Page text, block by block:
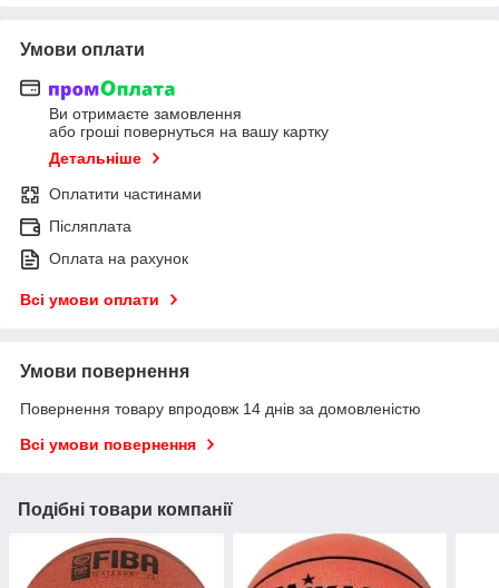
Умови оплати
Ви отримаєте замовлення
або гроші повернуться на вашу картку
Детальніше
Оплатити частинами
Післяплата
Оплата на рахунок
Всі умови оплати
Умови повернення
Повернення товару впродовж 14 днів за домовленістю
Всі умови повернення
Подібні товари компанії